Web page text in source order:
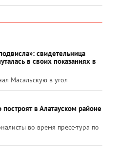
свидетельница
в своих показаниях в
Масальскую в угол
в Алатауском районе
во время пресс-тура по